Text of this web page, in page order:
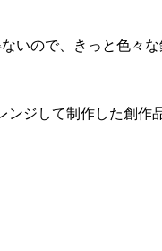
いので、きっと色々
ジして制作した創作